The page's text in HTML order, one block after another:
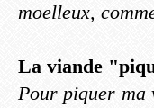
moelleux,
La viande
Pour piquer ma